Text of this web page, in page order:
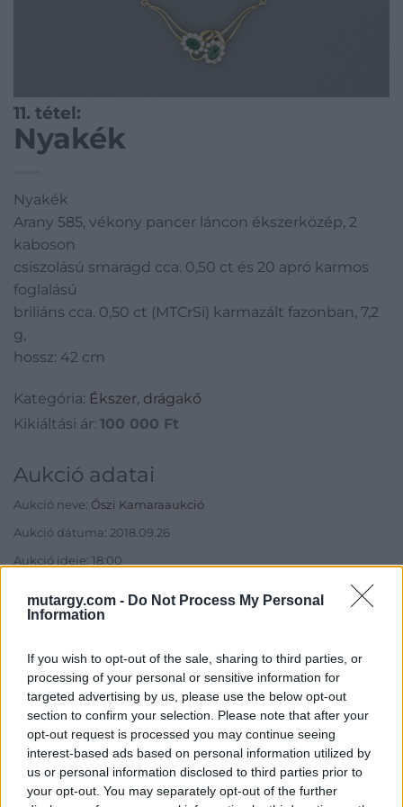
mutargy.com - Do Not Process My Personal
Information
If you wish to opt-out of the sale, sharing to third parties, or
processing of your personal or sensitive information for
targeted advertising by us, please use the below opt-out
section to confirm your selection. Please note that after your
opt-out request is processed you may continue seeing
interest-based ads based on personal information utilized by
us or personal information disclosed to third parties prior to
your opt-out. You may separately opt-out of the further
11. tétel:
Nyakék
Nyakék
Arany 585, vékony pancer láncon ékszerközép, 2
kaboson
csiszolású smaragd cca. 0,50 ct és 20 apró karmos
foglalású
briliáns cca. 0,50 ct (MTCrSi) karmazált fazonban, 7,2
g,
hossz: 42 cm
Kategória: Ékszer, drágakő
Kikiáltási ár: 100 000 Ft
Aukció adatai
Aukció neve: Őszi Kamaraaukció
Aukció dátuma: 2018.09.26
Aukció ideje: 18:00
Aukció helye: BÁV Aukciósház Apszisterem (1152 Budapest,
Bécsi utca 1.)
Eladó adatai
Eladó:BÁV ART Aukciósház és
Galéria
Cím: BÁV ZRt.
1027 Budapest, Csalogány u.
23-33.